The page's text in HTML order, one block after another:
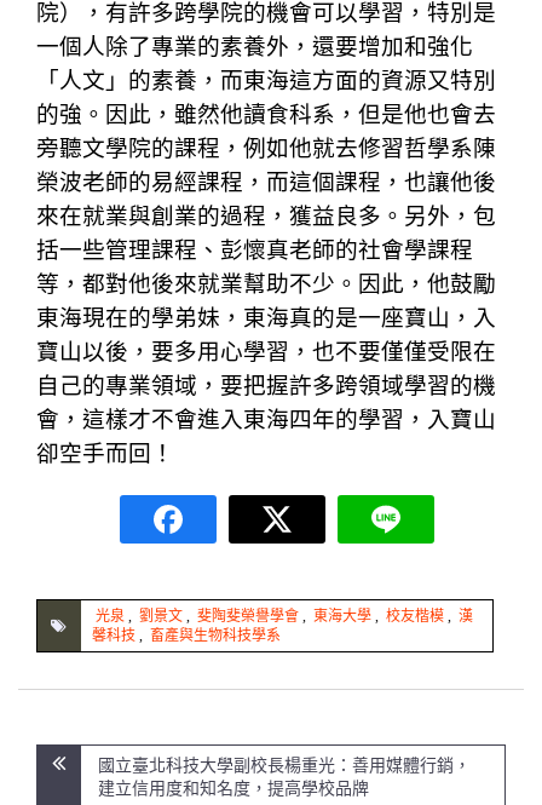
院），有許多跨學院的機會可以學習，特別是
一個人除了專業的素養外，還要增加和強化
「人文」的素養，而東海這方面的資源又特別
的強。因此，雖然他讀食科系，但是他也會去
旁聽文學院的課程，例如他就去修習哲學系陳
榮波老師的易經課程，而這個課程，也讓他後
來在就業與創業的過程，獲益良多。另外，包
括一些管理課程、彭懷真老師的社會學課程
等，都對他後來就業幫助不少。因此，他鼓勵
東海現在的學弟妹，東海真的是一座寶山，入
寶山以後，要多用心學習，也不要僅僅受限在
自己的專業領域，要把握許多跨領域學習的機
會，這樣才不會進入東海四年的學習，入寶山
卻空手而回！
光泉 , 劉景文 , 斐陶斐榮譽學會 , 東海大學 , 校友楷模 , 漢
馨科技 , 畜產與生物科技學系
文
國立臺北科技大學副校長楊重光：善用媒體行銷，
建立信用度和知名度，提高學校品牌